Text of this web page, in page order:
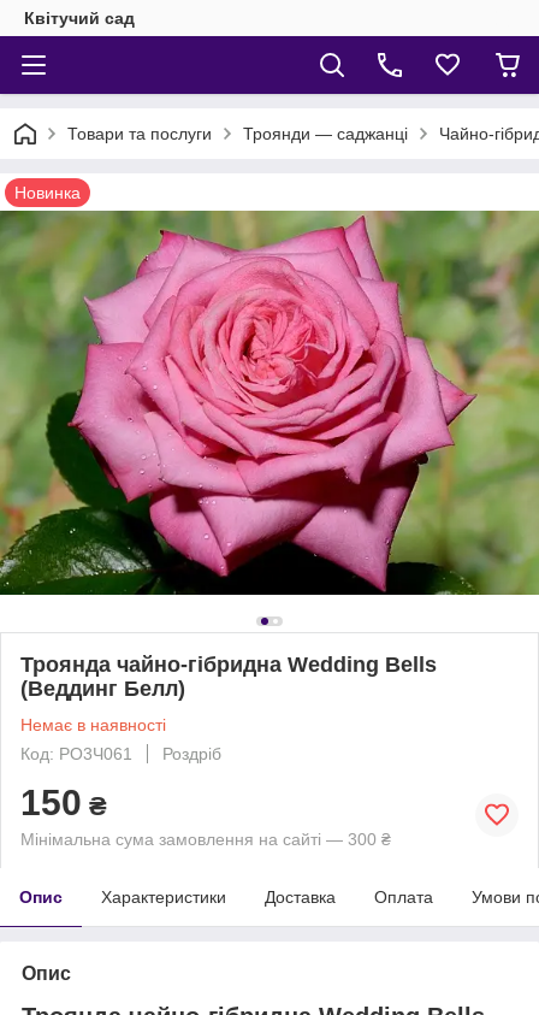
Квітучий сад
Товари та послуги Троянди — саджанці Чайно-
Новинка
Троянда чайно-гібридна Wedding Bells
(Веддинг Белл)
Немає в наявності
Код: РО3Ч061
Роздріб
150 ₴
Мінімальна сума замовлення на сайті — 300 ₴
Опис Характеристики Доставка Оплата Умови
Опис